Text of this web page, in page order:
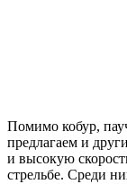
Помимо кобур,
предлагаем и
и высокую
стрельбе. Среди